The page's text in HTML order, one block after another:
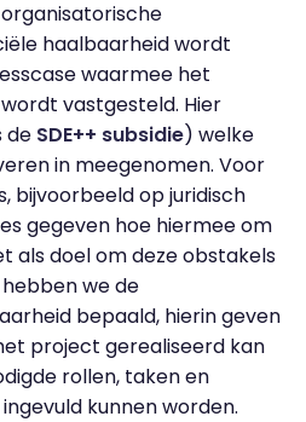
haalbaarheid wordt
waarmee het
vastgesteld. Hier
de SDE++ subsidie) welke
in meegenomen. Voor
bijvoorbeeld op juridisch
gegeven hoe hiermee om
als doel om deze obstakels
we de
bepaald, hierin geven
project gerealiseerd kan
rollen, taken en
kunnen worden.